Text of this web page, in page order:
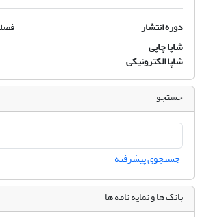
دوره انتشار
شاپا چاپی
شاپا الکترونیکی
جستجو
جستجوی پیشرفته
بانک ها و نمایه نامه ها